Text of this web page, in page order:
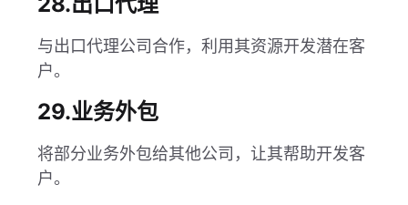
与出口代理公司合作，利用其资源开发潜在客
户。
29.业务外包
将部分业务外包给其他公司，让其帮助开发客
户。